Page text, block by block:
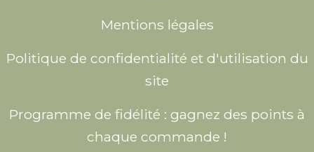
Mentions légales
Politique de confidentialité et d'utilisation du
site
Programme de fidélité : gagnez des points à
chaque commande !